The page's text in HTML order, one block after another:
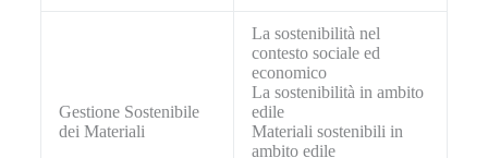
Gestione Sostenibile
dei Materiali
La sostenibilità nel
contesto sociale ed
economico
La sostenibilità in ambito
edile
Materiali sostenibili in
ambito edile